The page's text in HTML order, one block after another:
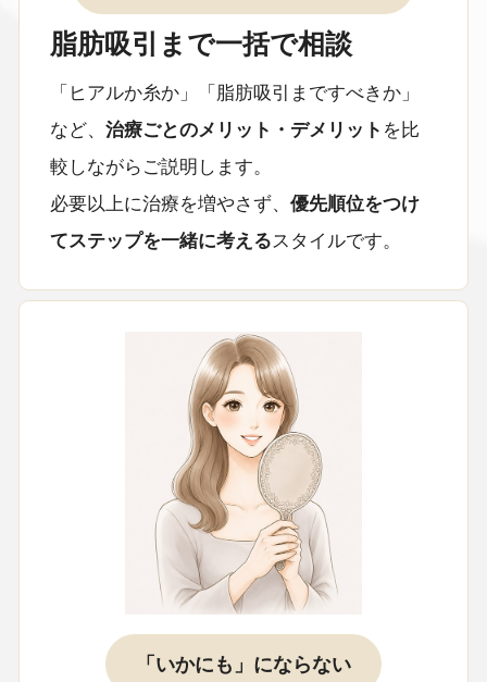
脂肪吸引まで一括で相談
「ヒアルか糸か」「脂肪吸引まですべきか」
など、 治療ごとのメリット・デメリット を比
較しながらご説明します。
必要以上に治療を増やさず、 優先順位をつけ
てステップを一緒に考えるスタイルです。
「いかにも」にならない